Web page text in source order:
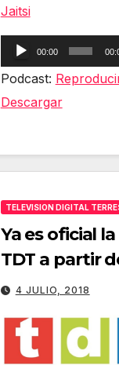
Jaitsi
Reproductor
de
audio
00:00
Podcast:
Descargar
TELEVISION DIGITAL
Ya es oficial
TDT a partir
4 JULIO, 2018